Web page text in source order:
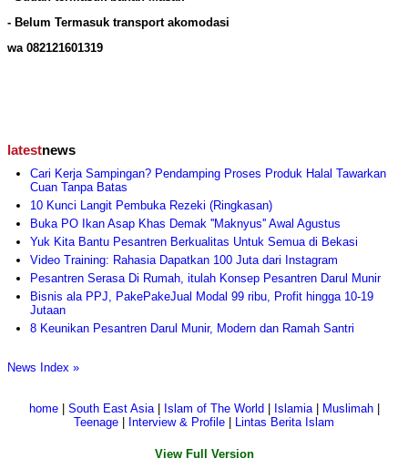
- Belum Termasuk transport akomodasi
wa 082121601319
latestnews
Cari Kerja Sampingan? Pendamping Proses Produk Halal Tawarkan
Cuan Tanpa Batas
10 Kunci Langit Pembuka Rezeki (Ringkasan)
Buka PO Ikan Asap Khas Demak ''Maknyus'' Awal Agustus
Yuk Kita Bantu Pesantren Berkualitas Untuk Semua di Bekasi
Video Training: Rahasia Dapatkan 100 Juta dari Instagram
Pesantren Serasa Di Rumah, itulah Konsep Pesantren Darul Munir
Bisnis ala PPJ, PakePakeJual Modal 99 ribu, Profit hingga 10-19
Jutaan
8 Keunikan Pesantren Darul Munir, Modern dan Ramah Santri
News Index »
home| South East Asia| Islam of The World Islamia| Muslimah|
Teenage
Interview & Profile Lintas Berita Islam
View Full Version